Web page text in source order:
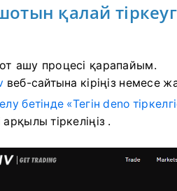
қалай
ашу процесі қарапайым.
веб-сайтына кіріңіз немесе
бетінде «Тегін deno
арқылы тіркеліңіз .